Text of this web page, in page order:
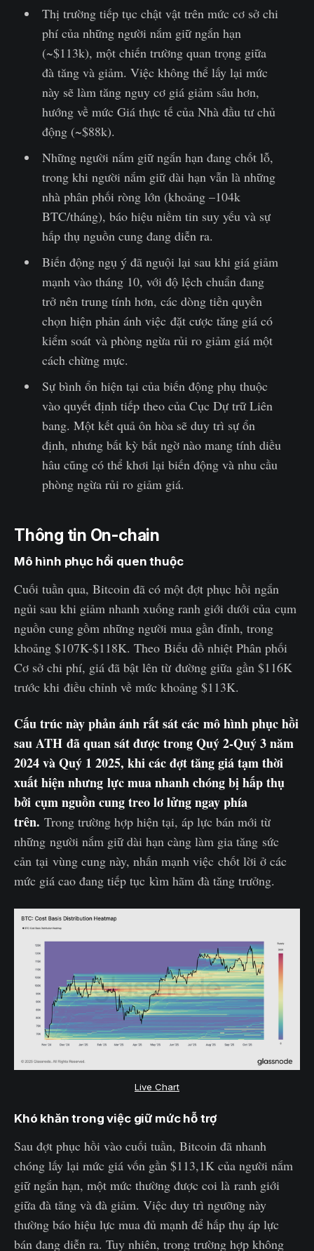
Thị trường tiếp tục chật vật trên mức cơ sở chi
phí của những người nắm giữ ngắn hạn
(~$113k), một chiến trường quan trọng giữa
đà tăng và giảm. Việc không thể lấy lại mức
này sẽ làm tăng nguy cơ giá giảm sâu hơn,
hướng về mức Giá thực tế của Nhà đầu tư chủ
động (~$88k).
Những người nắm giữ ngắn hạn đang chốt lỗ,
trong khi người nắm giữ dài hạn vẫn là những
nhà phân phối ròng lớn (khoảng –104k
BTC/tháng), báo hiệu niềm tin suy yếu và sự
hấp thụ nguồn cung đang diễn ra.
Biến động ngụ ý đã nguội lại sau khi giá giảm
mạnh vào tháng 10, với độ lệch chuẩn đang
trở nên trung tính hơn, các dòng tiền quyền
chọn hiện phản ánh việc đặt cược tăng giá có
kiểm soát và phòng ngừa rủi ro giảm giá một
cách chừng mực.
Sự bình ổn hiện tại của biến động phụ thuộc
vào quyết định tiếp theo của Cục Dự trữ Liên
bang. Một kết quả ôn hòa sẽ duy trì sự ổn
định, nhưng bất kỳ bất ngờ nào mang tính diều
hâu cũng có thể khơi lại biến động và nhu cầu
phòng ngừa rủi ro giảm giá.
Thông tin On-chain
Mô hình phục hồi quen thuộc
Cuối tuần qua, Bitcoin đã có một đợt phục hồi ngắn
ngủi sau khi giảm nhanh xuống ranh giới dưới của cụm
nguồn cung gồm những người mua gần đỉnh, trong
khoảng $107K-$118K. Theo Biểu đồ nhiệt Phân phối
Cơ sở chi phí, giá đã bật lên từ đường giữa gần $116K
trước khi điều chỉnh về mức khoảng $113K.
Cấu trúc này phản ánh rất sát các mô hình phục hồi
sau ATH đã quan sát được trong Quý 2-Quý 3 năm
2024 và Quý 1 2025, khi các đợt tăng giá tạm thời
xuất hiện nhưng lực mua nhanh chóng bị hấp thụ
bởi cụm nguồn cung treo lơ lửng ngay phía
trên. Trong trường hợp hiện tại, áp lực bán mới từ
những người nắm giữ dài hạn càng làm gia tăng sức
cản tại vùng cung này, nhấn mạnh việc chốt lời ở các
mức giá cao đang tiếp tục kìm hãm đà tăng trưởng.
Live Chart
Khó khăn trong việc giữ mức hỗ trợ
Sau đợt phục hồi vào cuối tuần, Bitcoin đã nhanh
chóng lấy lại mức giá vốn gần $113,1K của người nắm
giữ ngắn hạn, một mức thường được coi là ranh giới
giữa đà tăng và đà giảm. Việc duy trì ngưỡng này
thường báo hiệu lực mua đủ mạnh để hấp thụ áp lực
bán đang diễn ra. Tuy nhiên, trong trường hợp không